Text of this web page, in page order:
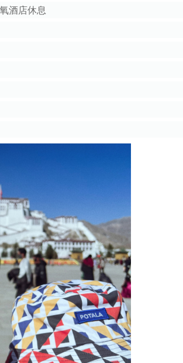
酒店休息